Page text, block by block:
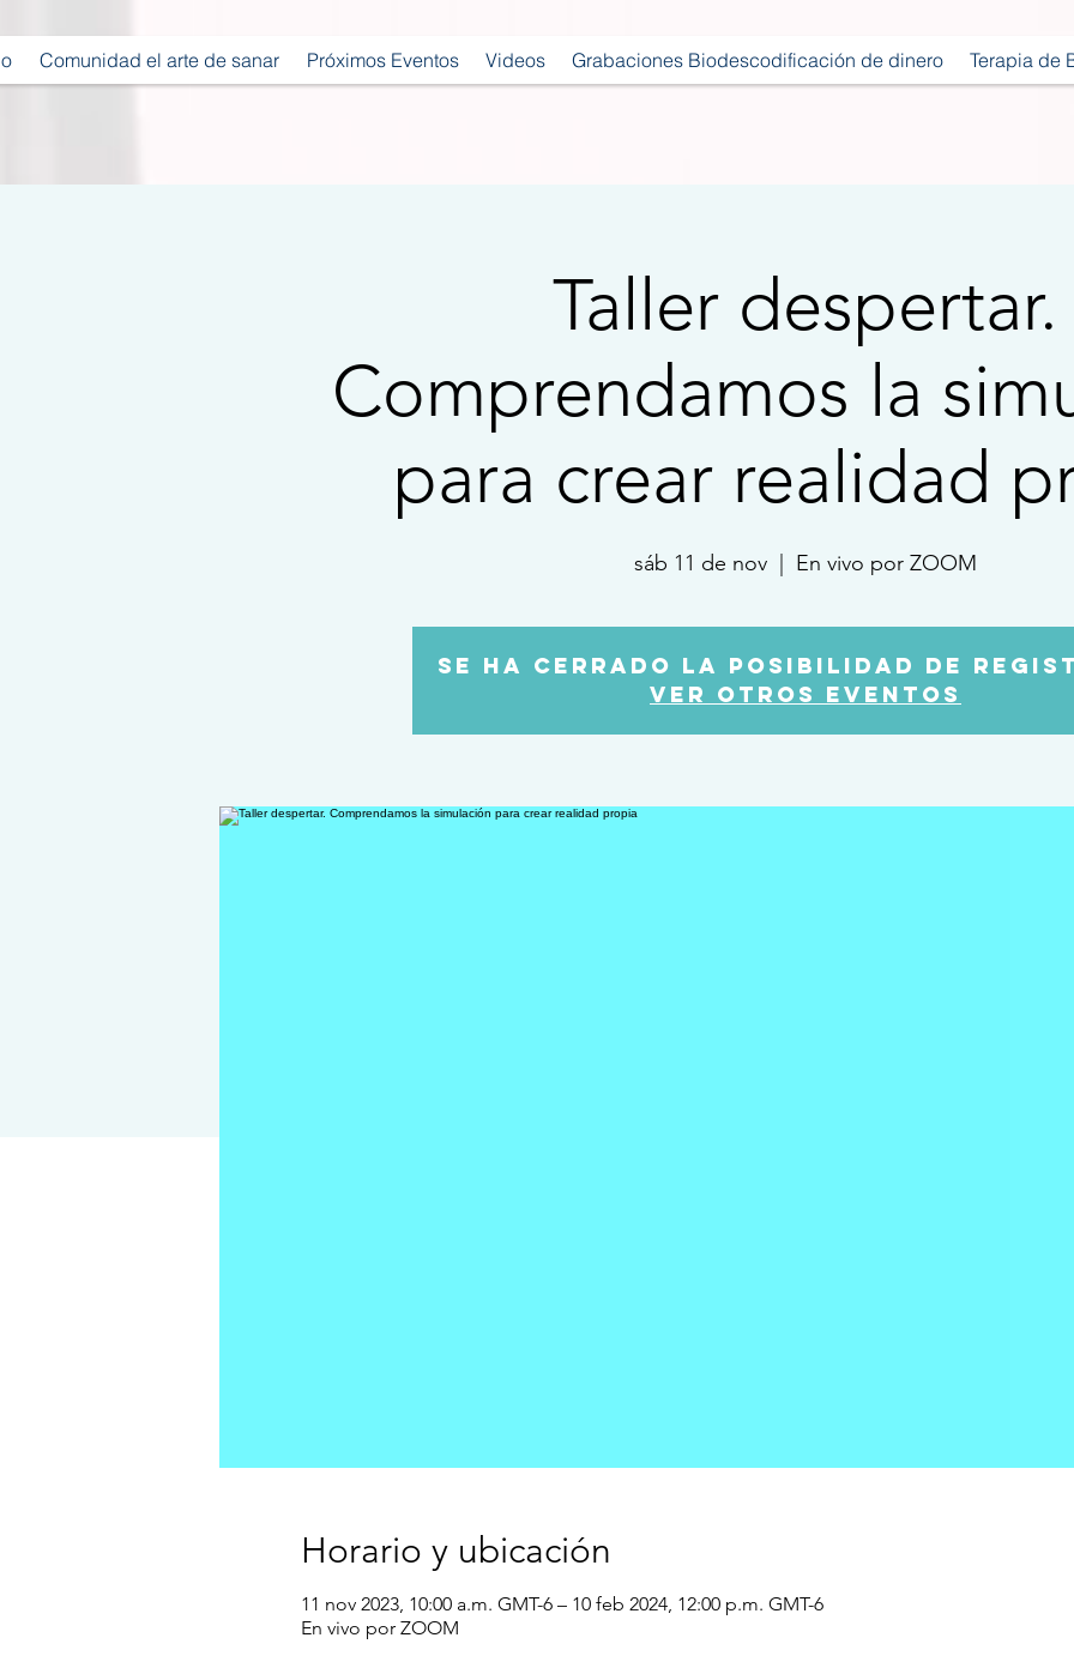
Comunidad el arte de sanar Próximos Eventos Videos Grabaciones Biodescodificación de dinero Terapia de
Taller despertar.
Comprendamos la
para crear realidad
sáb 11 de nov En vivo por ZOOM
Se ha cerrado la posibilidad de
Ver otros eventos
Horario y ubicación
11 nov 2023, 10:00 a.m. GMT-6 – 10 feb 2024, 12:00 p.m. GMT-6
En vivo por ZOOM